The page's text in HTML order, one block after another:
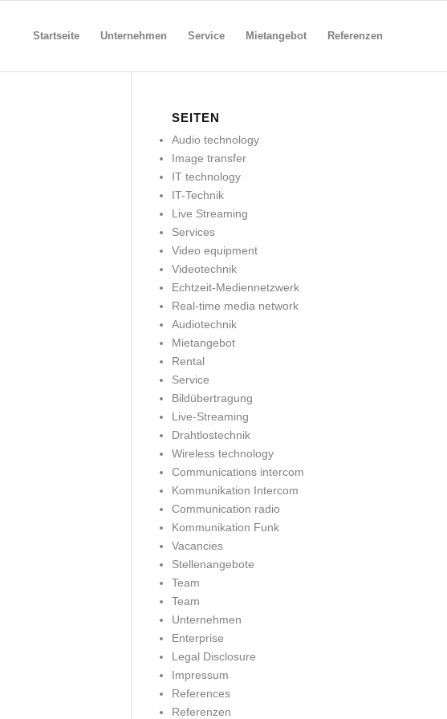
Startseite Unternehmen Service Mietangebot Referenzen
SEITEN
Audio technology
Image transfer
IT technology
IT-Technik
Live Streaming
Services
Video equipment
Videotechnik
Echtzeit-Mediennetzwerk
Real-time media network
Audiotechnik
Mietangebot
Rental
Service
Bildübertragung
Live-Streaming
Drahtlostechnik
Wireless technology
Communications intercom
Kommunikation Intercom
Communication radio
Kommunikation Funk
Vacancies
Stellenangebote
Team
Team
Unternehmen
Enterprise
Legal Disclosure
Impressum
References
Referenzen